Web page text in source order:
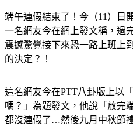
一名網友今在網上發文稱，過
震撼驚覺接下來恐一路上班上
的決定？！
嗎？」為題發文，他說「放完
都沒連假了…然後九月中秋節
言自己心態直接崩了，最後怒